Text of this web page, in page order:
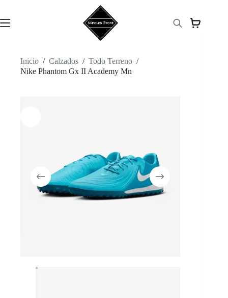
contenido
Inicio / Calzados / Todo Terreno /
Nike Phantom Gx II Academy Mn